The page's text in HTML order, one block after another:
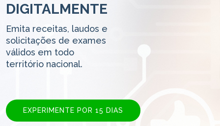
DIGITALMENTE
Emita receitas, laudos e
solicitações de exames
válidos em todo
território nacional.
EXPERIMENTE POR 15 DIAS